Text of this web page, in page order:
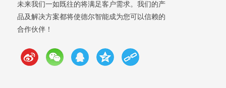
未来我们一如既往的将满足客户需求。我们的产
品及解决方案都将使德尔智能成为您可以信赖的
合作伙伴！